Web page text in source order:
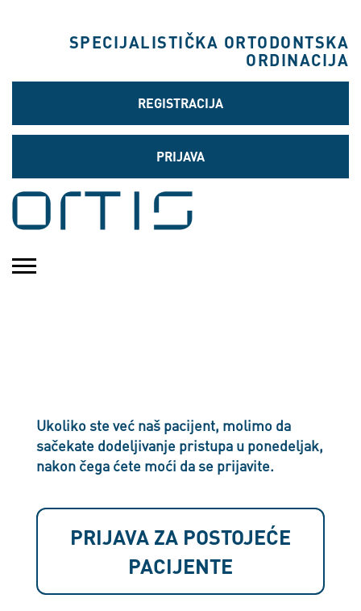
SPECIJALISTIČKA ORTODONTSKA
ORDINACIJA
REGISTRACIJA
PRIJAVA
Ukoliko ste već naš pacijent, molimo da
sačekate dodeljivanje pristupa u ponedeljak,
nakon čega ćete moći da se prijavite.
PRIJAVA ZA POSTOJEĆE
PACIJENTE